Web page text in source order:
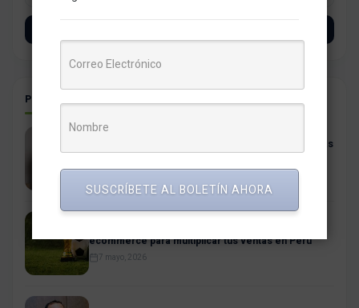
POSTS RELACIONADOS
Descubre cómo renovar tu hogar con las exclusivas
ofertas de Promart para el Cyber Wow
13 julio, 2026
ecommerce para multiplicar tus ventas en Perú
7 mayo, 2026
SUSCRÍBETE AL BOLETÍN AHORA